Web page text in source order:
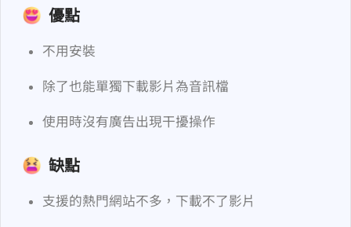
優點
不用安裝
除了 MP4 也能單獨下載影片為音訊檔
使用時沒有廣告出現干擾操作
缺點
支援的熱門網站不多，下載不了 YT 影片